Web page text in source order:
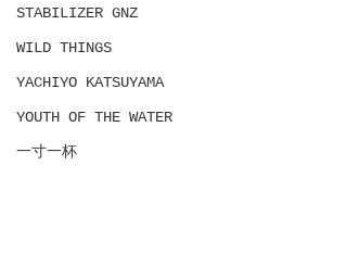
STABILIZER GNZ
WILD THINGS
YACHIYO KATSUYAMA
YOUTH OF THE WATER
一寸一杯